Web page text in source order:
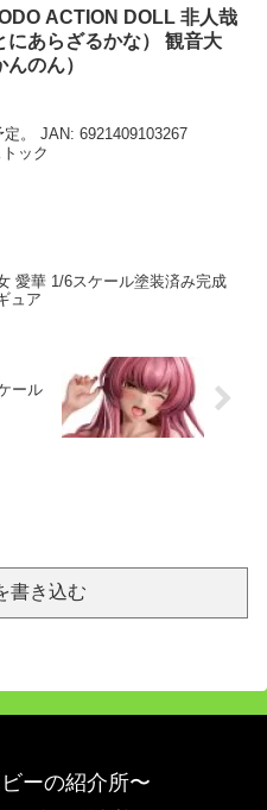
ACTION DOLL 非人哉
にあらざるかな） 観音大
のん）
。 JAN: 6921409103267
ック
愛華 1/6スケール塗装済み完成
ュア
ール
書き込む
ーの紹介所〜